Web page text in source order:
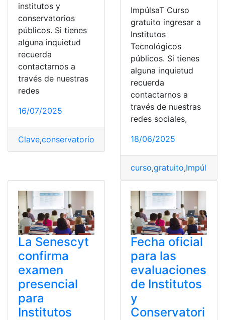
institutos y
conservatorios
públicos. Si tienes
alguna inquietud
recuerda
contactarnos a
través de nuestras
redes
16/07/2025
Clave,conservatorios ,Fechas,Institutos
ImpúlsaT Curso
gratuito ingresar a
Institutos
Tecnológicos
públicos. Si tienes
alguna inquietud
recuerda
contactarnos a
través de nuestras
redes sociales,
18/06/2025
curso,gratuito,ImpúlsaT
La Senescyt
confirma
examen
presencial
para
Institutos
Fecha oficial
para las
evaluaciones
de Institutos
y
Conservatori